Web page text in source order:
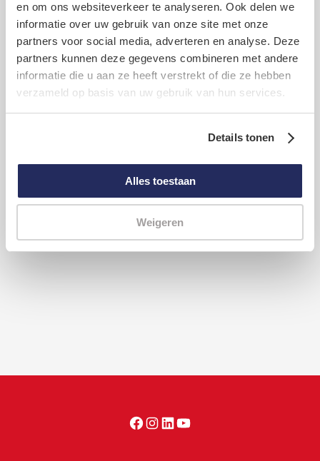
en om ons websiteverkeer te analyseren. Ook delen we
informatie over uw gebruik van onze site met onze
partners voor social media, adverteren en analyse. Deze
partners kunnen deze gegevens combineren met andere
informatie die u aan ze heeft verstrekt of die ze hebben
verzameld op basis van uw gebruik van hun services.
Details tonen
Alles toestaan
Weigeren
nadelen zijn van jouw reactie.
-> Deze test is opgesteld door de
trainers van Klimaat Van
Aandacht bij Het Vergeten Kind
Waarom doet Het Vergeten Kind dit?
Wat is het klimaat van aandacht?
Facebook InstagramLinkedIn YouTube